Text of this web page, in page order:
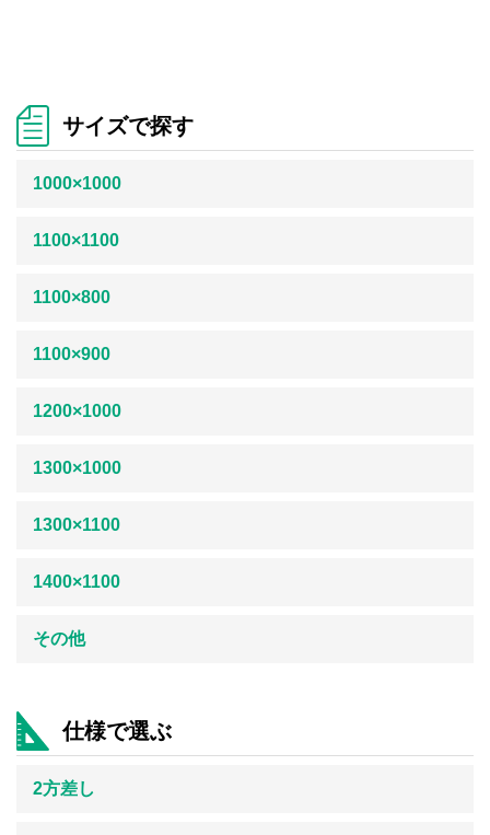
サイズで探す
1000×1000
1100×1100
1100×800
1100×900
1200×1000
1300×1000
1300×1100
1400×1100
その他
仕様で選ぶ
2方差し